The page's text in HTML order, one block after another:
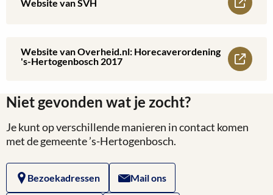
KHN
KVK
Website van SVH
over
van
SVH
Website van Overheid.nl: Horecaverordening
's-Hertogenbosch 2017
Lees
over
Website
Overheid.nl:
Niet gevonden wat je zocht?
Je kunt op verschillende manieren in contact komen
met de gemeente ’s-Hertogenbosch.
Bezoekadressen Mail ons